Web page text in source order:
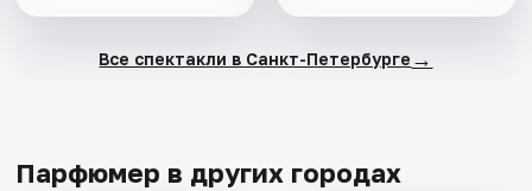
Все спектакли в Санкт-Петербурге →
Парфюмер в других городах